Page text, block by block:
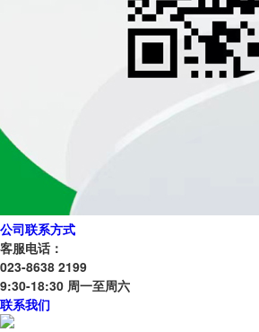
公司联系方式
客服电话：
023-8638 2199
9:30-18:30 周一至周六
联系我们